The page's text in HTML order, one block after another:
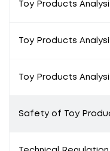
Toy Products Analysis
Toy Products
Toy Products
Safety of Toy